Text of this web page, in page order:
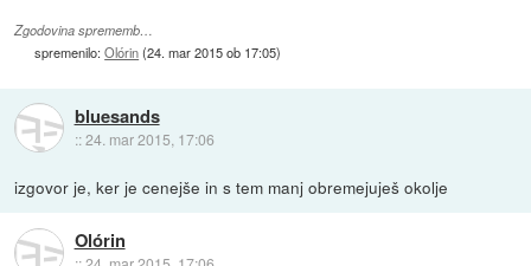
Zgodovina sprememb…
spremenilo:Olórin(24. mar 2015 ob 17:05)
bluesands
::24. mar 2015, 17:06
izgovor je, ker je cenejše in s tem manj obremejuješ okolje
Olórin